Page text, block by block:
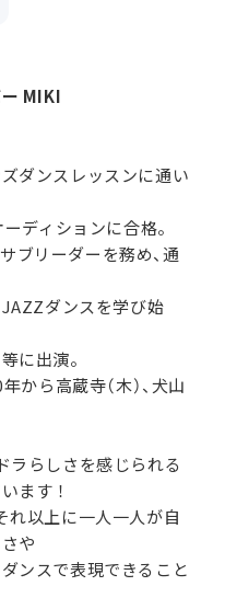
MIKI
ダンスレッスンに通い
ディションに合格。
ブリーダーを務め、通
ダンスを学び始
に出演。
から高蔵寺（木）、犬山
ラらしさを感じられる
ます！
れ以上に一人一人が自
や
ンスで表現できること